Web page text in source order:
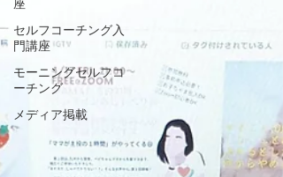
座
セルフコーチング入
門講座
モーニングセルフコ
ーチング
メディア掲載